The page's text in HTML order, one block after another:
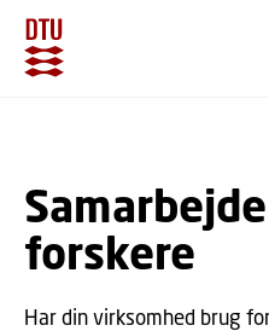
forskere
Har din virksomhed brug